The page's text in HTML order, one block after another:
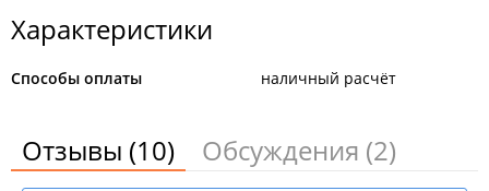
Предпринимателям предлагают 18 площадок для торговли
новогодними ёлками.
Предпринимателям предлагают 18 площадок для торговли
новогодними ёлками.
Характеристики
Способы оплаты наличный расчёт
Отзывы (10) Обсуждения (2)